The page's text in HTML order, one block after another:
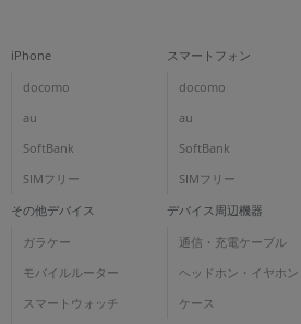
iPhone
docomo
au
SoftBank
SIMフリー
スマートフォン
docomo
au
SoftBank
SIMフリー
その他デバイス
ガラケー
モバイルルーター
スマートウォッチ
デバイス周辺機器
通信・充電ケーブル
ヘッドホン・イヤホン
ケース